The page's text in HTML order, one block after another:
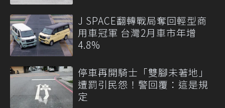
J SPACE翻轉戰局奪回輕型商
用車冠軍 台灣2月車市年增
4.8%
停車再開騎士「雙腳未著地」
遭罰引民怨！警回覆：這是規
定